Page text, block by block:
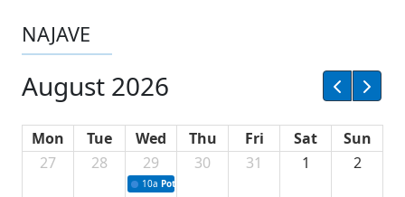
NAJAVE
August 2026
Mon Tue Wed Thu Fri Sat
Sun
27
28 29
10a Potpisivanje ugovora sa neprofitnim
30 31 1 2